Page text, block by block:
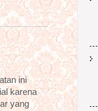
ini
karena
yang